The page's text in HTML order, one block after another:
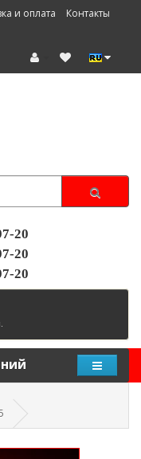
и оплата
Контакты
20
20
20